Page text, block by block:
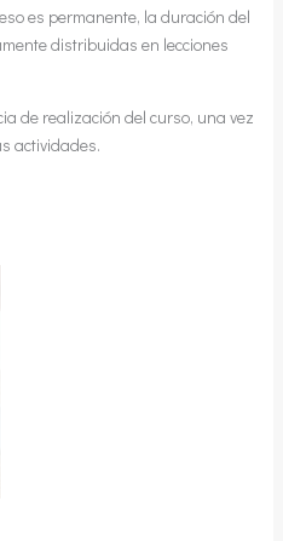
es permanente, la duración del
distribuidas en lecciones
de realización del curso, una vez
actividades.